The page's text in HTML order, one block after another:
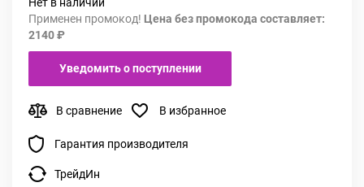
Применен промокод! Цена без промокода составляет:
2140 ₽
Уведомить о поступлении
В сравнение В избранное
Гарантия производителя
ТрейдИн